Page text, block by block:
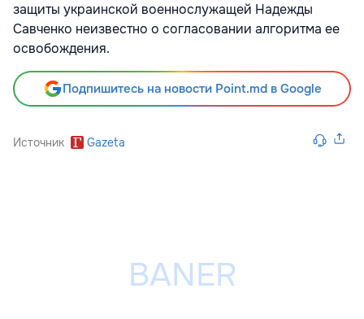
защиты украинской военнослужащей Надежды
Савченко неизвестно о согласовании алгоритма ее
освобождения.
Подпишитесь на новости Point.md в Google
Источник Gazeta